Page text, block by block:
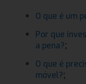
O que é um
Por que
a pena?;
O que é
móvel?;